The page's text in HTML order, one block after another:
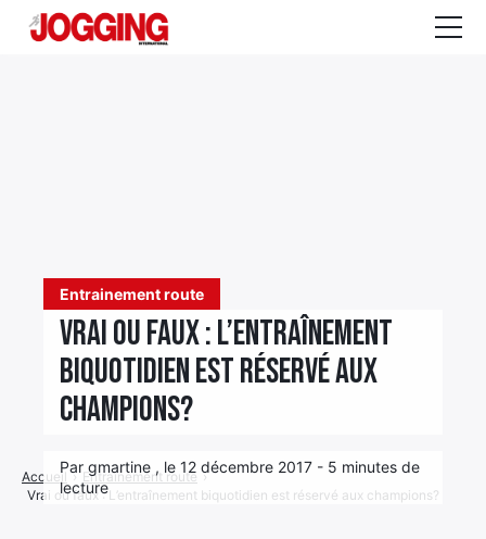
Entrainement route
Vrai ou faux : L’entraînement
biquotidien est réservé aux
champions?
Par gmartine , le 12 décembre 2017 - 5 minutes de
lecture
Accueil › Entrainement route ›
Vrai ou faux : L’entraînement biquotidien est réservé aux champions?
Entraînement
Santé
CALENDRIER
COURSES